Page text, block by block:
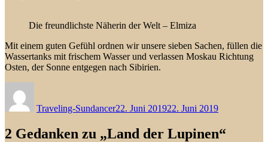
Die freundlichste Näherin der Welt – Elmiza
Mit einem guten Gefühl ordnen wir unsere sieben Sachen, füllen die
Wassertanks mit frischem Wasser und verlassen Moskau Richtung
Osten, der Sonne entgegen nach Sibirien.
Traveling-Sundancer22. Juni 201922. Juni 2019
2 Gedanken zu „Land der Lupinen“